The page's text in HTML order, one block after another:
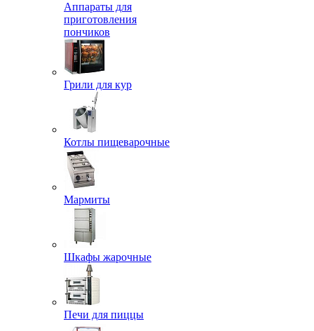
Аппараты для
приготовления
пончиков
Грили для кур
Котлы пищеварочные
Мармиты
Шкафы жарочные
Печи для пиццы